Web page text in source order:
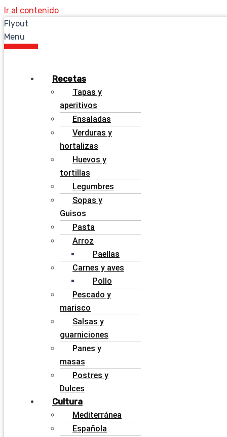
Ir al contenido
Flyout
Menu
Recetas
Tapas y
aperitivos
Ensaladas
Verduras y
hortalizas
Huevos y
tortillas
Legumbres
Sopas y
Guisos
Pasta
Arroz
Paellas
Carnes y aves
Pollo
Pescado y
marisco
Salsas y
guarniciones
Panes y
masas
Postres y
Dulces
Cultura
Mediterránea
Española